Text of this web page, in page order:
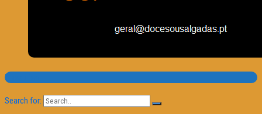
Pesquisa
Search for: